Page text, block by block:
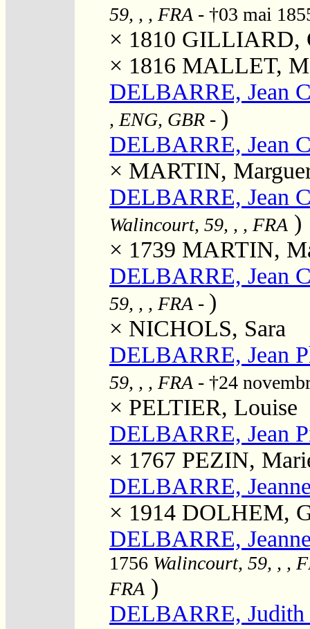
59, , , FRA - †03 mai
× 1810 GILLIARD,
× 1816 MALLET,
DELBARRE, Jean
, ENG, GBR - )
DELBARRE, Jean
× MARTIN,
DELBARRE, Jean
Walincourt, 59, , , FRA )
× 1739 MARTIN,
DELBARRE, Jean
59, , , FRA - )
× NICHOLS, Sara
DELBARRE, Jean
59, , , FRA - †24
× PELTIER, Louise
DELBARRE, Jean
× 1767 PEZIN,
DELBARRE,
× 1914 DOLHEM,
DELBARRE,
1756 Walincourt, 59, , ,
FRA )
DELBARRE, Judith